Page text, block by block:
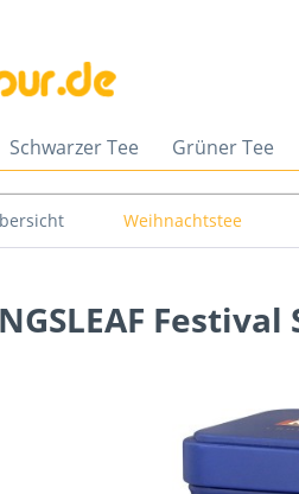
Schwarzer Tee Grüner Tee
Weihnachtstee